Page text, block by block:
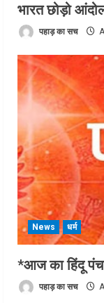
भारत छोड़ो
पहाड़ का सच
News धर्म
*आज का हिंदू
पहाड़ का सच